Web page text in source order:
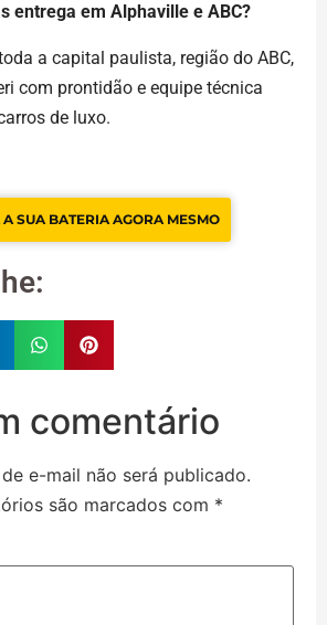
entrega em Alphaville e ABC?
a capital paulista, região do ABC,
com prontidão e equipe técnica
de luxo.
A SUA BATERIA AGORA MESMO
comentário
e-mail não será publicado.
são marcados com *